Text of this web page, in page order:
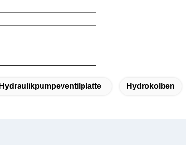
Hydraulikpumpeventilplatte Hydrokolben